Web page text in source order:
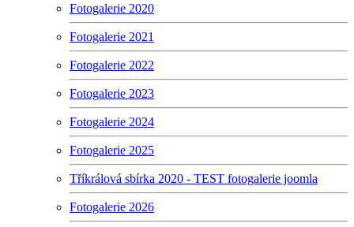
Fotogalerie 2020
Fotogalerie 2021
Fotogalerie 2022
Fotogalerie 2023
Fotogalerie 2024
Fotogalerie 2025
Tříkrálová sbírka 2020 - TEST fotogalerie joomla
Fotogalerie 2026